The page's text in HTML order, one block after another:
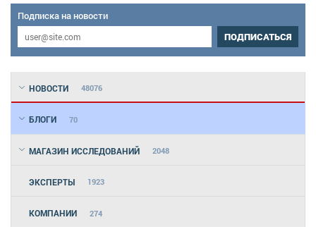
Подписка на новости
ПОДПИСАТЬСЯ
НОВОСТИ 48076
БЛОГИ 70
МАГАЗИН ИССЛЕДОВАНИЙ 2048
ЭКСПЕРТЫ 1923
КОМПАНИИ 274